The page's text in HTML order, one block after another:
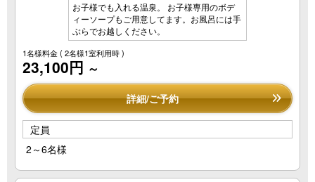
お子様でも入れる温泉。 お子様専用のボデ
ィーソープもご用意してます。お風呂には手
ぶらでお越しください。
1名様料金( 2名様1室利用時 )
23,100円 ～
詳細/ご予約
定員
2～6名様